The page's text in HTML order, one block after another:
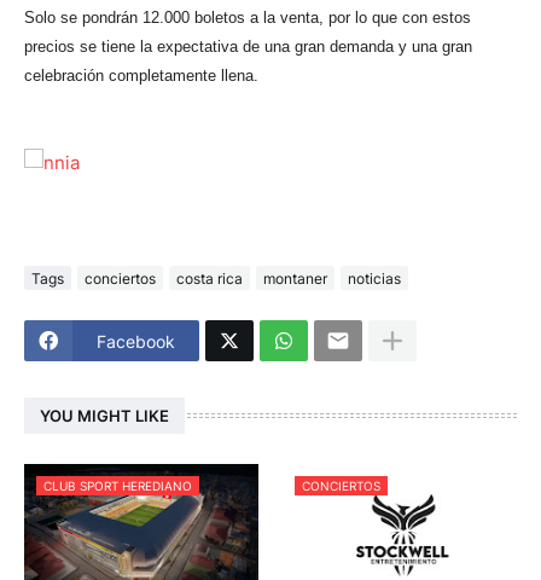
Solo se pondrán 12.000 boletos a la venta, por lo que con estos
precios se tiene la expectativa de una gran demanda y una gran
celebración completamente llena.
Tags conciertos costa rica montaner noticias
Facebook
YOU MIGHT LIKE
CLUB SPORT HEREDIANO CONCIERTOS